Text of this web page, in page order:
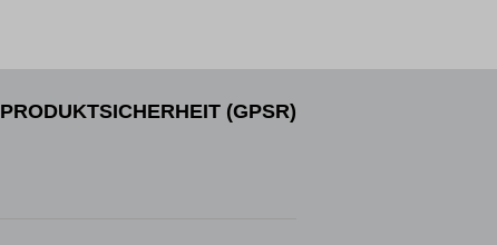
PRODUKTSICHERHEIT (GPSR)